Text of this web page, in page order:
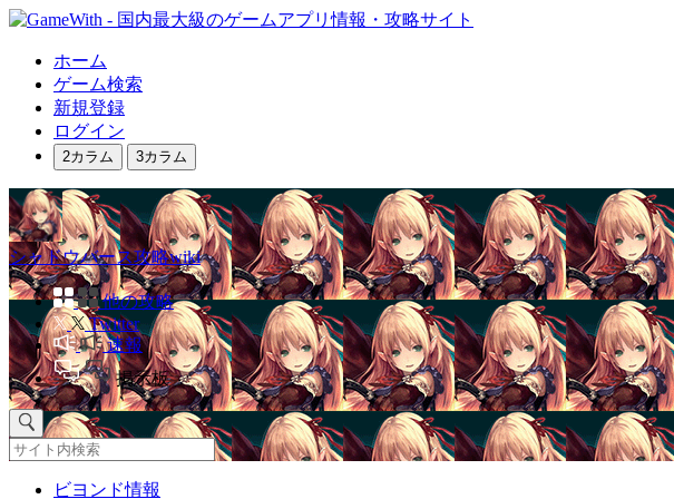
ホーム
ゲーム検索
新規登録
ログイン
2カラム 3カラム
シャドウバース攻略wiki
他の攻略
Twitter
速報
掲示板
ビヨンド情報